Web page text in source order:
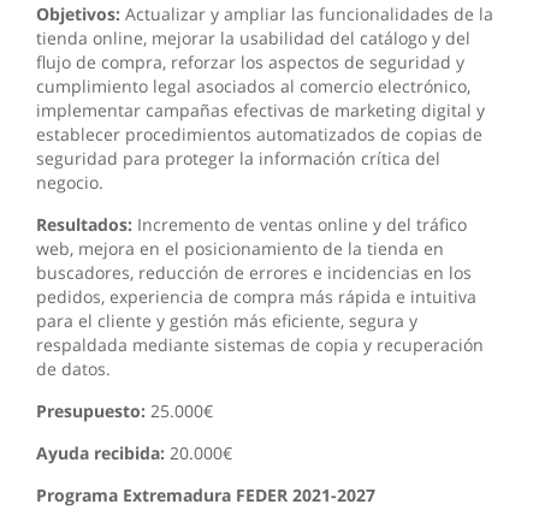
Objetivos: Actualizar y ampliar las funcionalidades de la
tienda online, mejorar la usabilidad del catálogo y del
flujo de compra, reforzar los aspectos de seguridad y
cumplimiento legal asociados al comercio electrónico,
implementar campañas efectivas de marketing digital y
establecer procedimientos automatizados de copias de
seguridad para proteger la información crítica del
negocio.
Resultados: Incremento de ventas online y del tráfico
web, mejora en el posicionamiento de la tienda en
buscadores, reducción de errores e incidencias en los
pedidos, experiencia de compra más rápida e intuitiva
para el cliente y gestión más eficiente, segura y
respaldada mediante sistemas de copia y recuperación
de datos.
Presupuesto: 25.000€
Ayuda recibida: 20.000€
Programa Extremadura FEDER 2021-2027